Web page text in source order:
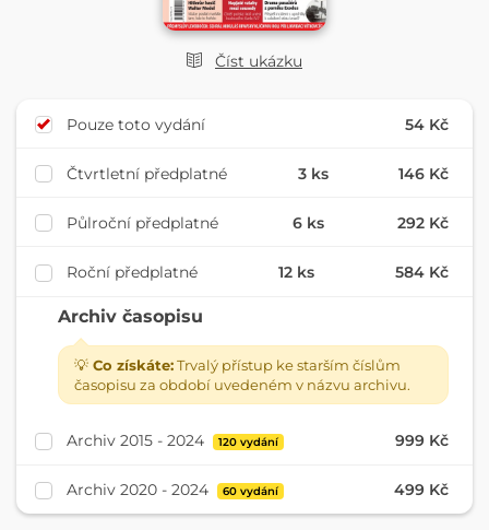
Číst ukázku
Pouze toto vydání 54 Kč
Čtvrtletní předplatné 3 ks 146 Kč
Půlroční předplatné 6 ks 292 Kč
Roční předplatné 12 ks 584 Kč
Archiv časopisu
💡 Co získáte:Trvalý přístup ke starším číslům
časopisu za období uvedeném v názvu archivu.
Archiv 2015 - 2024 120 vydání 999 Kč
Archiv 2020 - 2024 60 vydání 499 Kč